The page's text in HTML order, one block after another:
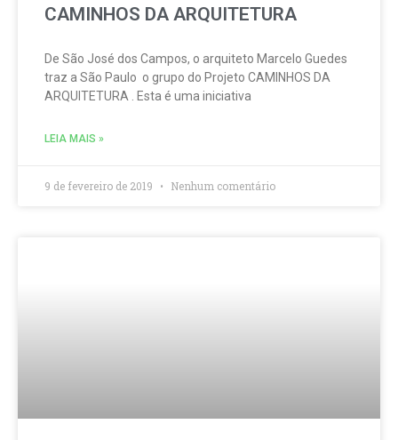
CAMINHOS DA ARQUITETURA
De São José dos Campos, o arquiteto Marcelo Guedes
traz a São Paulo o grupo do Projeto CAMINHOS DA
ARQUITETURA . Esta é uma iniciativa
LEIA MAIS »
9 de fevereiro de 2019 Nenhum comentário